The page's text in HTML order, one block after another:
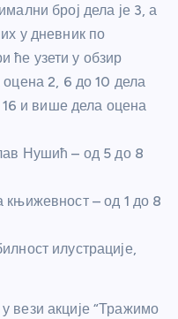
број дела је 3, а
у дневник по
ће узети у обзир
2, 6 до 10 дела
и више дела оцена
Нушић – од 5 до 8
књижевност – од 1 до 8
илустрације,
вези акције “Тражимо